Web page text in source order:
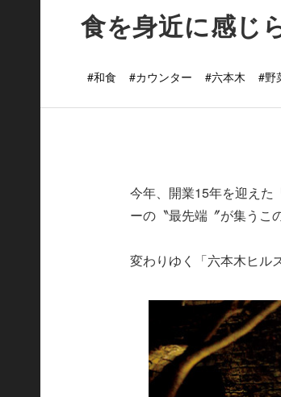
食を身近に感じ
#和食 #カウンター #六本木 #野
今年、開業15年を迎えた
ーの〝最先端〞が集うこ
変わりゆく「六本木ヒル